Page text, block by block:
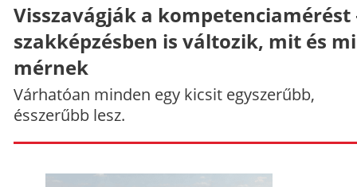
Visszavágják a kompetenciamérést
szakképzésben is változik, mit és
mérnek
Várhatóan minden egy kicsit egyszerűbb,
ésszerűbb lesz.